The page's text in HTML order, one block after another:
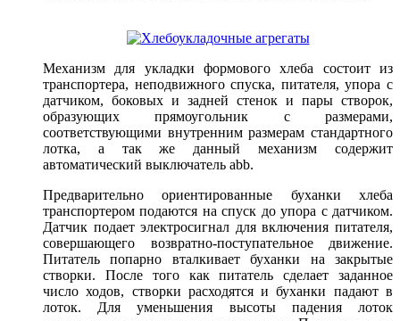
Механизм для укладки формового хлеба состоит из
транспортера, неподвижного спуска, питателя, упора с
датчиком, боковых и задней стенок и пары створок,
образующих прямоугольник с размерами,
соответствующими внутренним размерам стандартного
лотка, а так же данный механизм содержит
автоматический выключатель abb.
Предварительно ориентированные буханки хлеба
транспортером подаются на спуск до упора с датчиком.
Датчик подает электросигнал для включения питателя,
совершающего возвратно-поступательное движение.
Питатель попарно вталкивает буханки на закрытые
створки. После того как питатель сделает заданное
число ходов, створки расходятся и буханки падают в
лоток. Для уменьшения высоты падения лоток